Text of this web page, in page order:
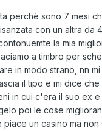
perchè sono 7 mesi
con un altra da
la mia
a timbro per
in modo strano, nn
il tipo e mi dice
in cui c'era il suo ex
poi le cose
un casino ma